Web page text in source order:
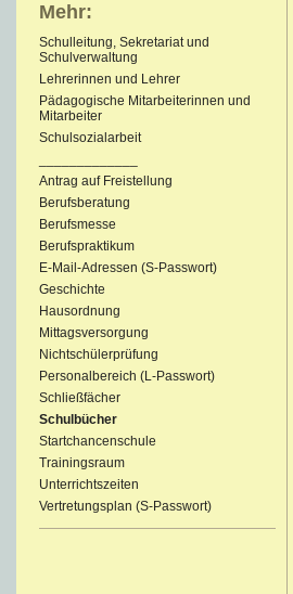
Mehr:
Schulleitung, Sekretariat und
Schulverwaltung
Lehrerinnen und Lehrer
Pädagogische Mitarbeiterinnen und
Mitarbeiter
Schulsozialarbeit
Antrag auf Freistellung
Berufsberatung
Berufsmesse
Berufspraktikum
E-Mail-Adressen (S-Passwort)
Geschichte
Hausordnung
Mittagsversorgung
Nichtschülerprüfung
Personalbereich (L-Passwort)
Schließfächer
Schulbücher
Startchancenschule
Trainingsraum
Unterrichtszeiten
Vertretungsplan (S-Passwort)